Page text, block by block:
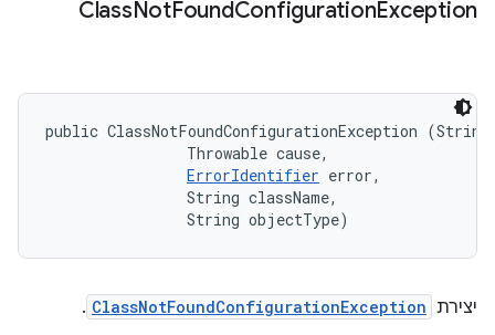
ClassNotFoundConfigurationException
public ClassNotFoundConfigurationException
                Throwable cause,
ErrorIdentifier error,
                String className,
                String objectType)
יצירת ClassNotFoundConfigurationException
.